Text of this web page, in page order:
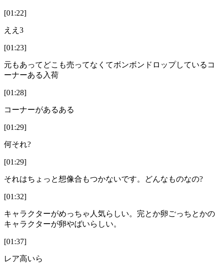
[01:22]
ええ3
[01:23]
元もあってどこも売ってなくてボンボンドロップしているコ
ーナーある入荷
[01:28]
コーナーがあるある
[01:29]
何それ?
[01:29]
それはちょっと想像合もつかないです。どんなものなの?
[01:32]
キャラクターがめっちゃ人気らしい。完とか卵ごっちとかの
キャラクターが卵やばいらしい。
[01:37]
レア高いら